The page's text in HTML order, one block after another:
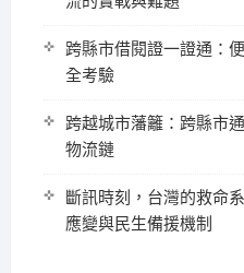
跨縣市借閱證一證通：
全考驗
跨越城市藩籬：跨縣市
物流鏈
斷訊時刻，台灣的救命
應變與民生備援機制